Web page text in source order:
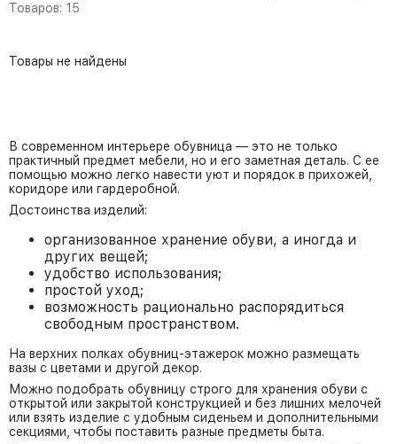
Товаров: 15
Товары не найдены
В современном интерьере обувница — это не только
практичный предмет мебели, но и его заметная деталь. С ее
помощью можно легко навести уют и порядок в прихожей,
коридоре или гардеробной.
Достоинства изделий:
организованное хранение обуви, а иногда и
других вещей;
удобство использования;
простой уход;
возможность рационально распорядиться
свободным пространством.
На верхних полках обувниц-этажерок можно размещать
вазы с цветами и другой декор.
Можно подобрать обувницу строго для хранения обуви с
открытой или закрытой конструкцией и без лишних мелочей
или взять изделие с удобным сиденьем и дополнительными
секциями, чтобы поставить разные предметы быта.